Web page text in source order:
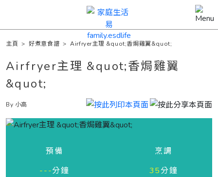
主頁 >好煮意食譜 >Airfryer主理 &quot;香焗雞翼&quot;
Airfryer主理 &quot;香焗雞翼
&quot;
By 小高
預備
---分鐘
烹調
35分鐘